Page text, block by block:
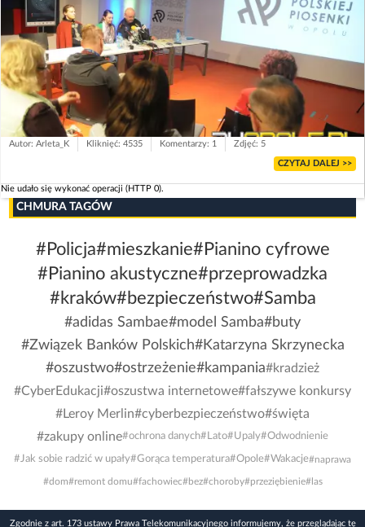
Autor: Arleta_K Kliknięć: 4535 Komentarzy: 1 Zdjęć: 5
CZYTAJ DALEJ >>
Nie udało się wykonać operacji (HTTP 0).
CHMURA TAGÓW
#Policja#mieszkanie#Pianino cyfrowe
#Pianino akustyczne#przeprowadzka
#kraków#bezpieczeństwo#Samba
#adidas Sambae#model Samba#buty
#Związek Banków Polskich#Katarzyna Skrzynecka
#oszustwo#ostrzeżenie#kampania#kradzież
#CyberEdukacji#oszustwa internetowe#fałszywe konkursy
#Leroy Merlin#cyberbezpieczeństwo#święta
#zakupy online#ochrona danych#Lato#Upaly#Odwodnienie
#Jak sobie radzić w upały#Gorąca temperatura#Opole#Wakacje#naprawa
#dom#remont domu#fachowiec#bez#choroby#przeziębienie#las
Zgodnie z art. 173 ustawy Prawa Telekomunikacyjnego informujemy, że przeglądając tę